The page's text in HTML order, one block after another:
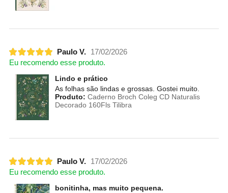
Paulo V.
17/02/2026
Eu recomendo esse produto.
Lindo e prático
As folhas são lindas e grossas. Gostei muito.
Produto: Caderno Broch Coleg CD Naturalis
Decorado 160Fls Tilibra
Paulo V.
17/02/2026
Eu recomendo esse produto.
bonitinha, mas muito pequena.